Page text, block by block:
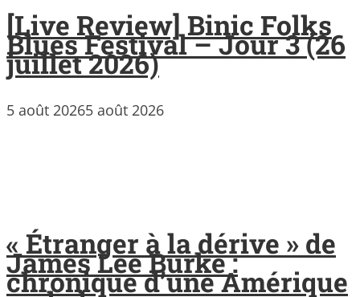
[Live Review] Binic Folks
Blues Festival – Jour 3 (26
juillet 2026)
5 août 20265 août 2026
« Étranger à la dérive » de
James Lee Burke :
chronique d’une Amérique